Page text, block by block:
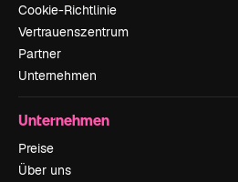
Cookie-Richtlinie
Vertrauenszentrum
Partner
Unternehmen
Unternehmen
Preise
Über uns